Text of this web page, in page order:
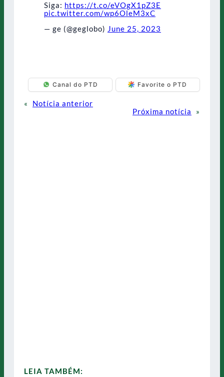
Siga: https://t.co/eVOgX1pZ3E
pic.twitter.com/wp6OleM3xC
— ge (@geglobo) June 25, 2023
Canal do PTD Favorite o PTD
«
Notícia anterior
Próxima notícia
»
LEIA TAMBÉM: